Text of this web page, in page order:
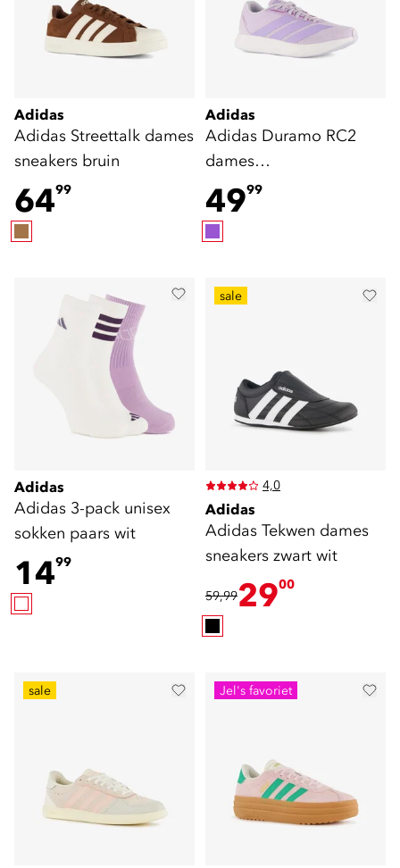
Adidas
Adidas Streettalk dames
sneakers bruin
6499
Adidas
Adidas Duramo RC2
dames
hardloopschoenen
paars
4999
Adidas
Adidas 3-pack unisex
sokken paars wit
1499
sale
4,0
Adidas
Adidas Tekwen dames
sneakers zwart wit
59,992900
sale Jel's favoriet